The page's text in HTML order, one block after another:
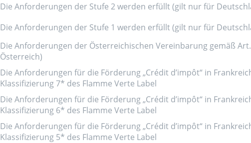
Die Anforderungen der Stufe 2 werden erfüllt (gilt nur für
Die Anforderungen der Stufe 1 werden erfüllt (gilt nur für
Die Anforderungen der Österreichischen Vereinbarung gemäß
Österreich)
Die Anforderungen für die Förderung „Crédit d’impôt“ in
Klassifizierung 7* des Flamme Verte Label
Die Anforderungen für die Förderung „Crédit d’impôt“ in
Klassifizierung 6* des Flamme Verte Label
Die Anforderungen für die Förderung „Crédit d’impôt“ in
Klassifizierung 5* des Flamme Verte Label